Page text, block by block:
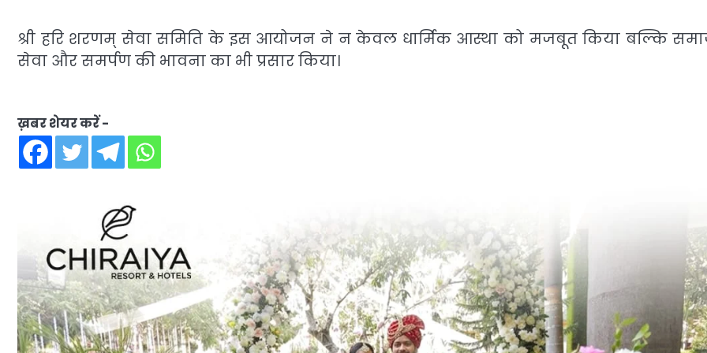
श्री हरि शरणम् सेवा समिति के इस आयोजन ने न केवल धार्मिक आस्था को मजबूत किया बल्कि
सेवा और समर्पण की भावना का भी प्रसार किया।
ख़बर शेयर करें -